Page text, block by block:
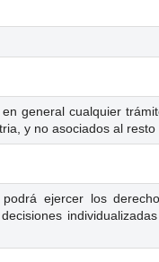
general cualquier
y no asociados al
ejercer los